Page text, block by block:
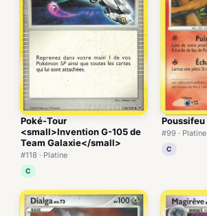
Poké-Tour
<small>Invention G-105 de
Team Galaxie</small>
#118 · Platine
C
Poussifeu
#99 · Platine
C